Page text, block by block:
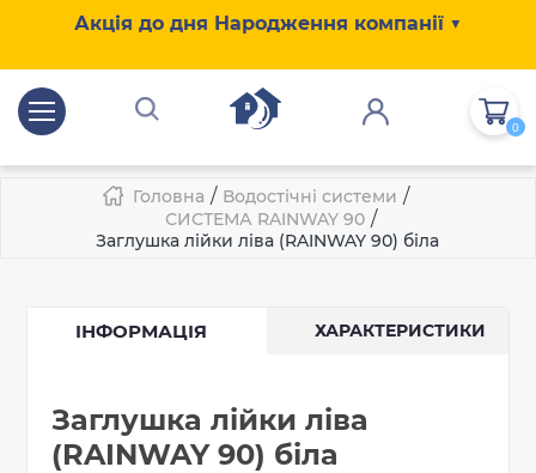
Акція до дня Народження компанії ▼
0
Головна / Водостічні системи /
СИСТЕМА RAINWAY 90 /
Заглушка лійки ліва (RAINWAY 90) біла
ІНФОРМАЦІЯ ХАРАКТЕРИСТИКИ
Заглушка лійки ліва
(RAINWAY 90) біла